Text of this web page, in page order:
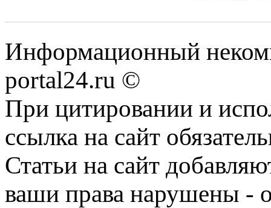
Информационный
portal24.ru ©
При цитировании и
ссылка на сайт
Статьи на сайт
ваши права нарушены -